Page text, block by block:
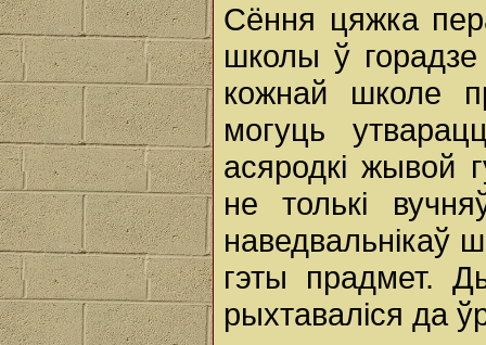
Сёння цяжка
школы ў
кожнай школе
могуць
асяродкі жывой
не толькі
наведвальнікаў
гэты прадмет.
рыхтаваліся да